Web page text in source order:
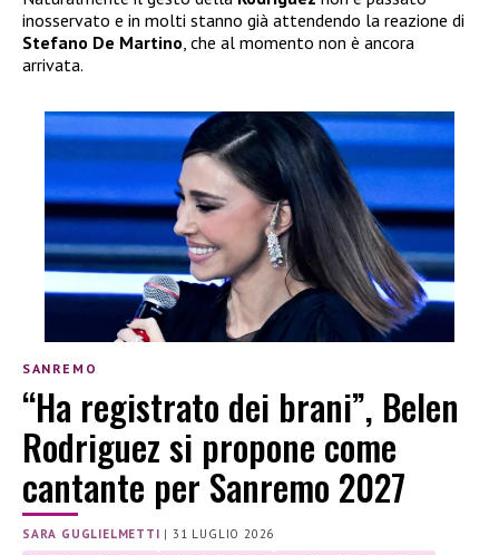
inosservato e in molti stanno già attendendo la reazione di
Stefano De Martino , che al momento non è ancora
arrivata.
SANREMO
“Ha registrato dei brani”, Belen
Rodriguez si propone come
cantante per Sanremo 2027
SARA GUGLIELMETTI |31 LUGLIO 2026